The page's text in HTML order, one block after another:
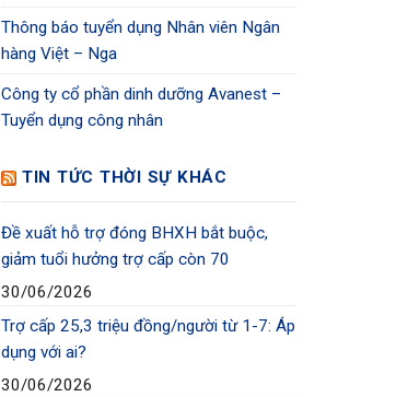
Thông báo tuyển dụng Nhân viên Ngân
hàng Việt – Nga
Công ty cổ phần dinh dưỡng Avanest –
Tuyển dụng công nhân
TIN TỨC THỜI SỰ KHÁC
Đề xuất hỗ trợ đóng BHXH bắt buộc,
giảm tuổi hưởng trợ cấp còn 70
30/06/2026
Trợ cấp 25,3 triệu đồng/người từ 1-7: Áp
dụng với ai?
30/06/2026